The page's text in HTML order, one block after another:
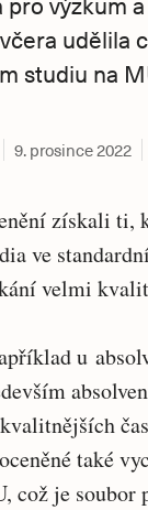
udělila
studiu na
9. prosince 2022
získali ti,
ve
velmi
u
také
což je soubor